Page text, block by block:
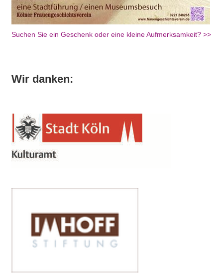
Suchen Sie ein Geschenk oder eine kleine Aufmerksamkeit? >>
Wir danken: